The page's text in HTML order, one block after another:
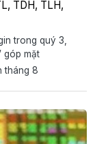
TDH, TLH,
trong quý 3,
góp mặt
tháng 8